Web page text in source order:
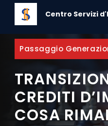
Centro Servizi
Passaggio
CREDITI
COSA